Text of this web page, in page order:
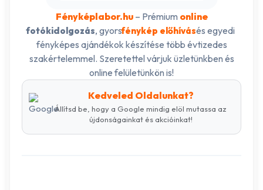
Fényképlabor.hu– Prémium online
fotókidolgozás, gyorsfénykép előhívásés egyedi
fényképes ajándékok készítése több évtizedes
szakértelemmel. Szeretettel várjuk üzletünkben és
online felületünkön is!
Kedveled Oldalunkat?
Állítsd be, hogy a Google mindig elöl mutassa az
újdonságainkat és akcióinkat!